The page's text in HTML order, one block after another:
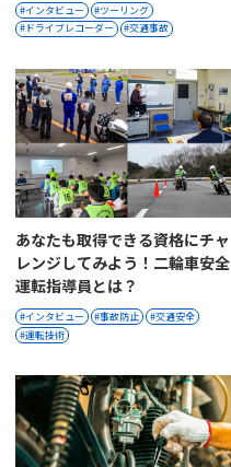
インタビュー
ツーリング
ドライブレコーダー
交通事故
あなたも取得できる資格にチャ
レンジしてみよう！二輪車安全
運転指導員とは？
インタビュー 事故防止
交通安全
運転技術